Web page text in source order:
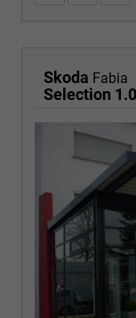
Skoda Fabia